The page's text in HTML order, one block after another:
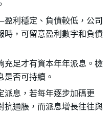
利穩定、負債較低，公司
時，可留意盈利數字和負債
足才有資本年年派息。檢
是否可持續。
息，若每年逐步加碼更
抗通脹，而派息增長往往與